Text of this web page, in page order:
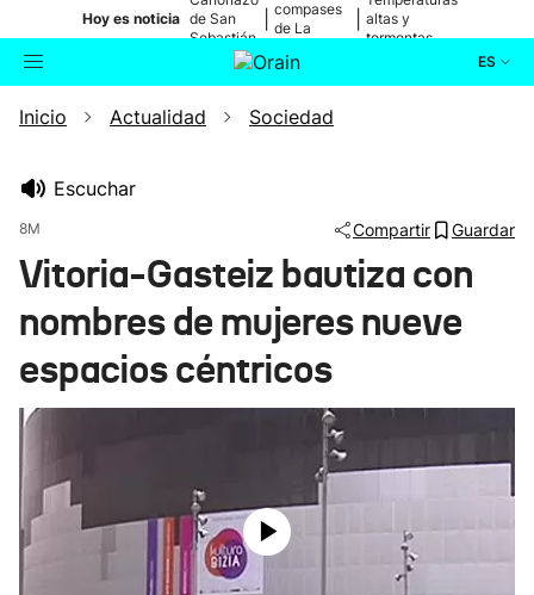
Hoy es noticia de San
Sebastián
compases
de La
altas y
tormentas
ES
Buscador Actualidad
Ikusmiran
Eguraldia
Inicio Actualidad Sociedad
Escuchar
8M Compartir Guardar
Vitoria-Gasteiz bautiza con
nombres de mujeres nueve
espacios céntricos